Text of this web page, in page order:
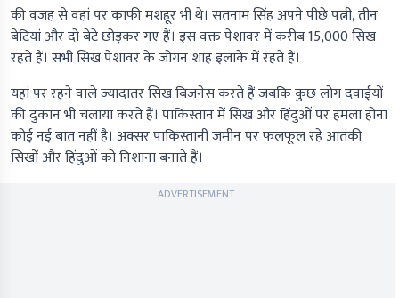
की वजह से वहां पर काफी मशहूर भी थे। सतनाम सिंह अपने पीछे पत्नी, तीन
बेटियां और दो बेटे छोड़कर गए हैं। इस वक्त पेशावर में करीब 15,000 सिख
रहते हैं। सभी सिख पेशावर के जोगन शाह इलाके में रहते हैं।
यहां पर रहने वाले ज्यादातर सिख बिजनेस करते हैं जबकि कुछ लोग दवाईयों
की दुकान भी चलाया करते हैं। पाकिस्तान में सिख और हिंदुओं पर हमला होना
कोई नई बात नहीं है। अक्सर पाकिस्तानी जमीन पर फलफूल रहे आतंकी
सिखों और हिंदुओं को निशाना बनाते हैं।
ADVERTISEMENT